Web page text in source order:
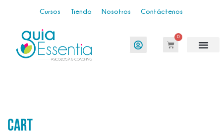
Cursos Tienda Nosotros Contáctenos
0
Cart